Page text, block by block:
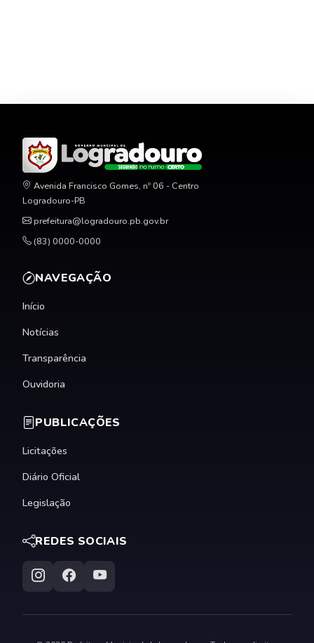
Avenida Francisco Gomes, nº 06 - Centro
Logradouro-PB
prefeitura@logradouro.pb.gov.br
(83) 0000-0000
NAVEGAÇÃO
Início
Notícias
Transparência
Ouvidoria
PUBLICAÇÕES
Licitações
Diário Oficial
Legislação
REDES SOCIAIS